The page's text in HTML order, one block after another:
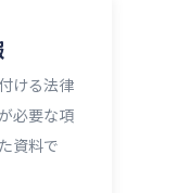
ける法律
必要な項
資料で